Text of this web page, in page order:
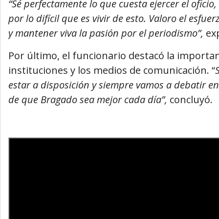
“Sé perfectamente lo que cuesta ejercer el
por lo difícil que es vivir de esto. Valoro el
y mantener viva la pasión por el periodismo”,
Por último, el funcionario destacó la
instituciones y los medios de comunicación. “
estar a disposición y siempre vamos a debatir
de que Bragado sea mejor cada día”, concluyó.